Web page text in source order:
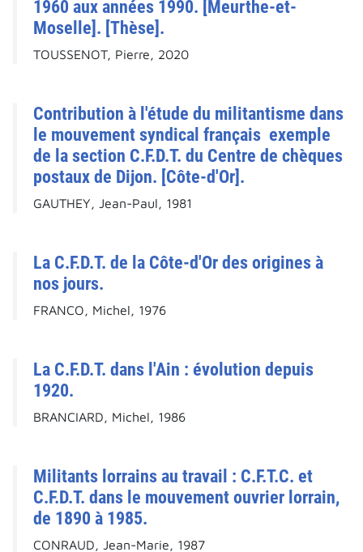
1960 aux années 1990. [Meurthe-et-
Moselle]. [Thèse].
TOUSSENOT, Pierre, 2020
Contribution à l'étude du militantisme dans
le mouvement syndical français exemple
de la section C.F.D.T. du Centre de chèques
postaux de Dijon. [Côte-d'Or].
GAUTHEY, Jean-Paul, 1981
La C.F.D.T. de la Côte-d'Or des origines à
nos jours.
FRANCO, Michel, 1976
La C.F.D.T. dans l'Ain : évolution depuis
1920.
BRANCIARD, Michel, 1986
Militants lorrains au travail : C.F.T.C. et
C.F.D.T. dans le mouvement ouvrier lorrain,
de 1890 à 1985.
CONRAUD, Jean-Marie, 1987